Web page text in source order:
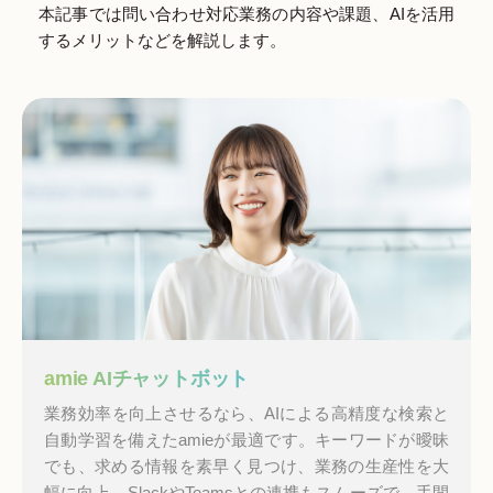
本記事では問い合わせ対応業務の内容や課題、AIを活用
するメリットなどを解説します。
amie AIチャットボット
業務効率を向上させるなら、AIによる高精度な検索と
自動学習を備えたamieが最適です。キーワードが曖昧
でも、求める情報を素早く見つけ、業務の生産性を大